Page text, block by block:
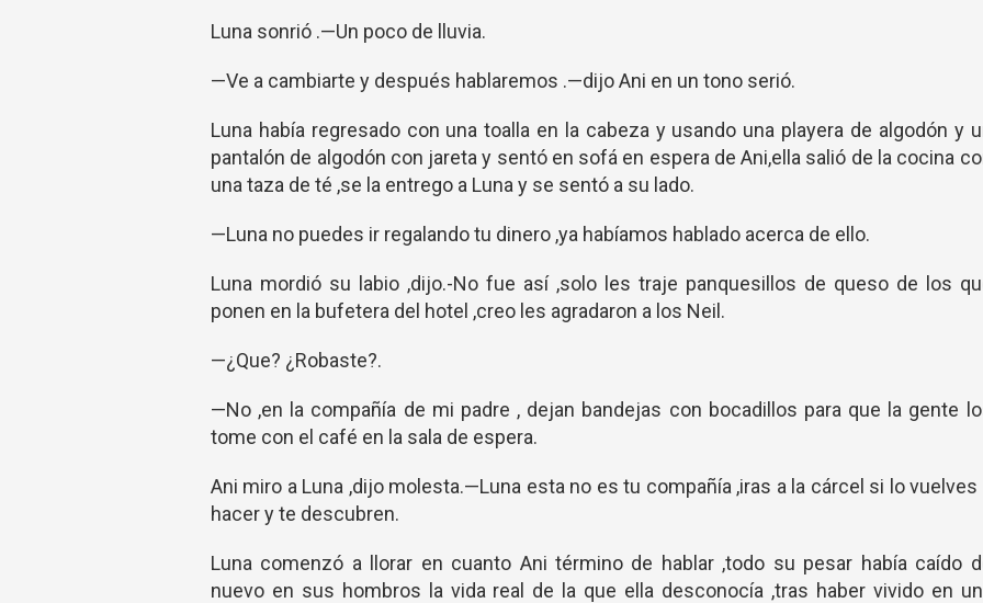
Luna sonrió .—Un poco de lluvia.
—Ve a cambiarte y después hablaremos .—dijo Ani en un tono serió.
Luna había regresado con una toalla en la cabeza y usando una playera de algodón y
pantalón de algodón con jareta y sentó en sofá en espera de Ani,ella salió de la cocina
una taza de té ,se la entrego a Luna y se sentó a su lado.
—Luna no puedes ir regalando tu dinero ,ya habíamos hablado acerca de ello.
Luna mordió su labio ,dijo.-No fue así ,solo les traje panquesillos de queso de los
ponen en la bufetera del hotel ,creo les agradaron a los Neil.
—¿Que? ¿Robaste?.
—No ,en la compañía de mi padre , dejan bandejas con bocadillos para que la gente
tome con el café en la sala de espera.
Ani miro a Luna ,dijo molesta.—Luna esta no es tu compañía ,iras a la cárcel si lo vuelves
hacer y te descubren.
Luna comenzó a llorar en cuanto Ani término de hablar ,todo su pesar había caído
nuevo en sus hombros la vida real de la que ella desconocía ,tras haber vivido en